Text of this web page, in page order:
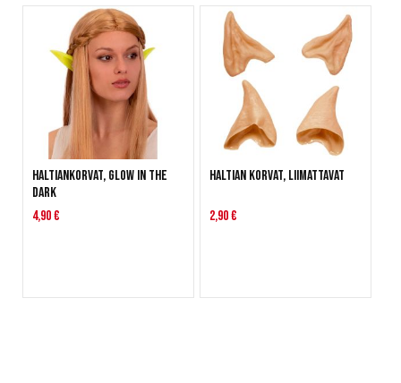
Haltiankorvat, Glow in the
Dark
4,90 €
Haltian korvat, liimattavat
2,90 €